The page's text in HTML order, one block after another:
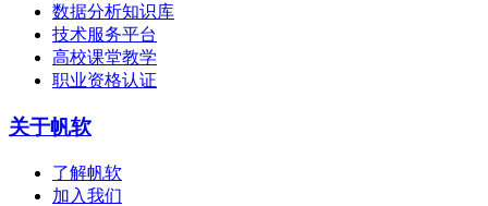
数据分析知识库
技术服务平台
高校课堂教学
职业资格认证
关于帆软
了解帆软
加入我们